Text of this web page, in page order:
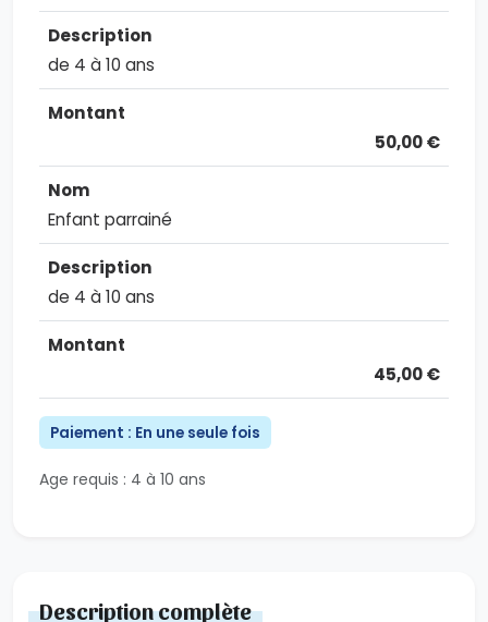
de 4 à 10 ans
50,00 €
Enfant parrainé
de 4 à 10 ans
45,00 €
Paiement : En une seule fois
Age requis : 4 à 10 ans
Description complète